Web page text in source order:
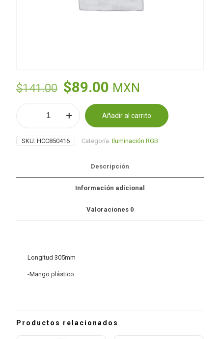
$141.00 El
precio
original
$141.00.
$89.00 El
precio
actual
es:
$89.00.
MXN
cantidad
Añadir al carrito
Alternative:
SKU: HCC850416 Categoría: Iluminación RGB
Descripción
Información adicional
Valoraciones 0
Longitud 305mm
-Mango plástico
Productos relacionados